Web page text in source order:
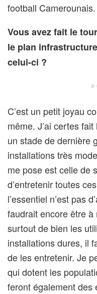
football Camerounais.
Vous avez fait le
le plan
celui-ci ?
C’est un petit joyau
même. J’ai certes
un stade de dernière
installations très
me pose est celle de
d’entretenir toutes
l’essentiel n’est pas
faudrait encore être
surtout de bien les
installations dures, il
de les entretenir. Je
qui dotent les
feront également des